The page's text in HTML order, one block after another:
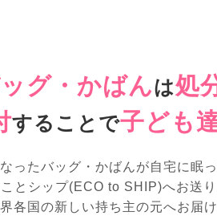
グ・かばんは処
することで子ども
ったバッグ・かばんが自宅に眠
とシップ(ECO to SHIP)へお送
各国の新しい持ち主の元へお届